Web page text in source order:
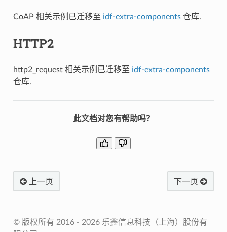
CoAP 相关示例已迁移至 idf-extra-components仓库.
HTTP2
http2_request 相关示例已迁移至 idf-extra-components
仓库.
此文档对您有帮助吗？
上一页 下一页
© 版权所有 2016 - 2026 乐鑫信息科技（上海）股份有